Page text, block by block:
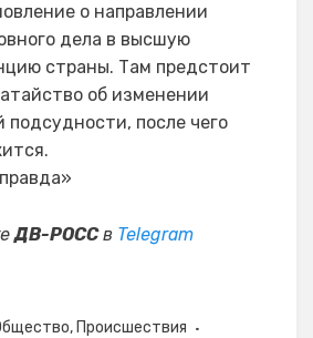
о направлении
дела в высшую
страны. Там предстоит
об изменении
подсудности, после чего
ДВ-РОССв Telegram
, Происшествия